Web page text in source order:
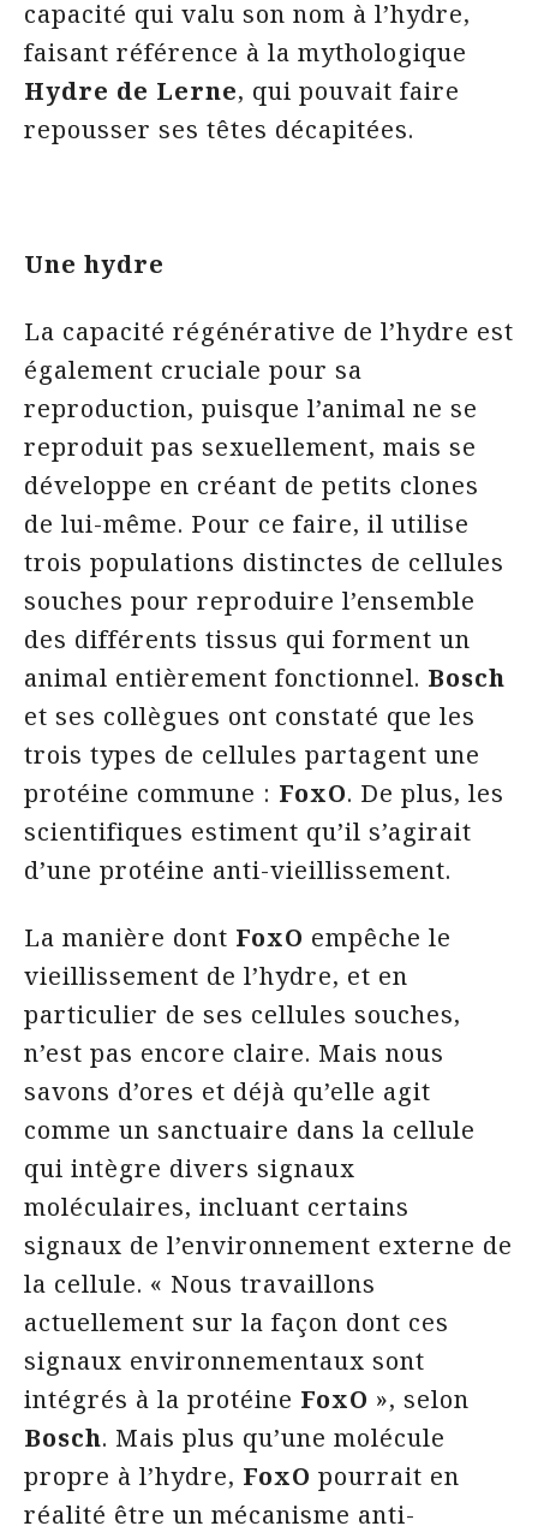
capacité qui valu son nom à l’hydre,
faisant référence à la mythologique
Hydre de Lerne, qui pouvait faire
repousser ses têtes décapitées.
Une hydre
La capacité régénérative de l’hydre est
également cruciale pour sa
reproduction, puisque l’animal ne se
reproduit pas sexuellement, mais se
développe en créant de petits clones
de lui-même. Pour ce faire, il utilise
trois populations distinctes de cellules
souches pour reproduire l’ensemble
des différents tissus qui forment un
animal entièrement fonctionnel. Bosch
et ses collègues ont constaté que les
trois types de cellules partagent une
protéine commune : FoxO. De plus, les
scientifiques estiment qu’il s’agirait
d’une protéine anti-vieillissement.
La manière dont FoxO empêche le
vieillissement de l’hydre, et en
particulier de ses cellules souches,
n’est pas encore claire. Mais nous
savons d’ores et déjà qu’elle agit
comme un sanctuaire dans la cellule
qui intègre divers signaux
moléculaires, incluant certains
signaux de l’environnement externe de
la cellule. « Nous travaillons
actuellement sur la façon dont ces
signaux environnementaux sont
intégrés à la protéine FoxO », selon
Bosch. Mais plus qu’une molécule
propre à l’hydre, FoxO pourrait en
réalité être un mécanisme anti-